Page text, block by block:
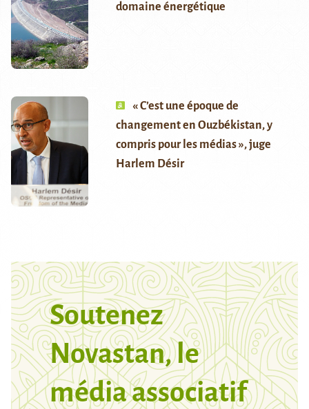
domaine énergétique
« C’est une époque de
changement en Ouzbékistan, y
compris pour les médias », juge
Harlem Désir
Soutenez
Novastan, le
média associatif